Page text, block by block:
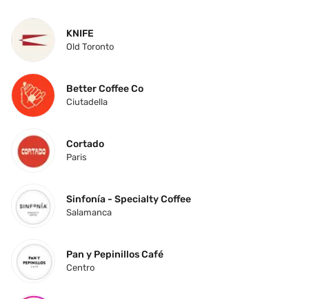
KNIFE
Old Toronto
Better Coffee Co
Ciutadella
Cortado
Paris
Sinfonía - Specialty Coffee
Salamanca
Pan y Pepinillos Café
Centro